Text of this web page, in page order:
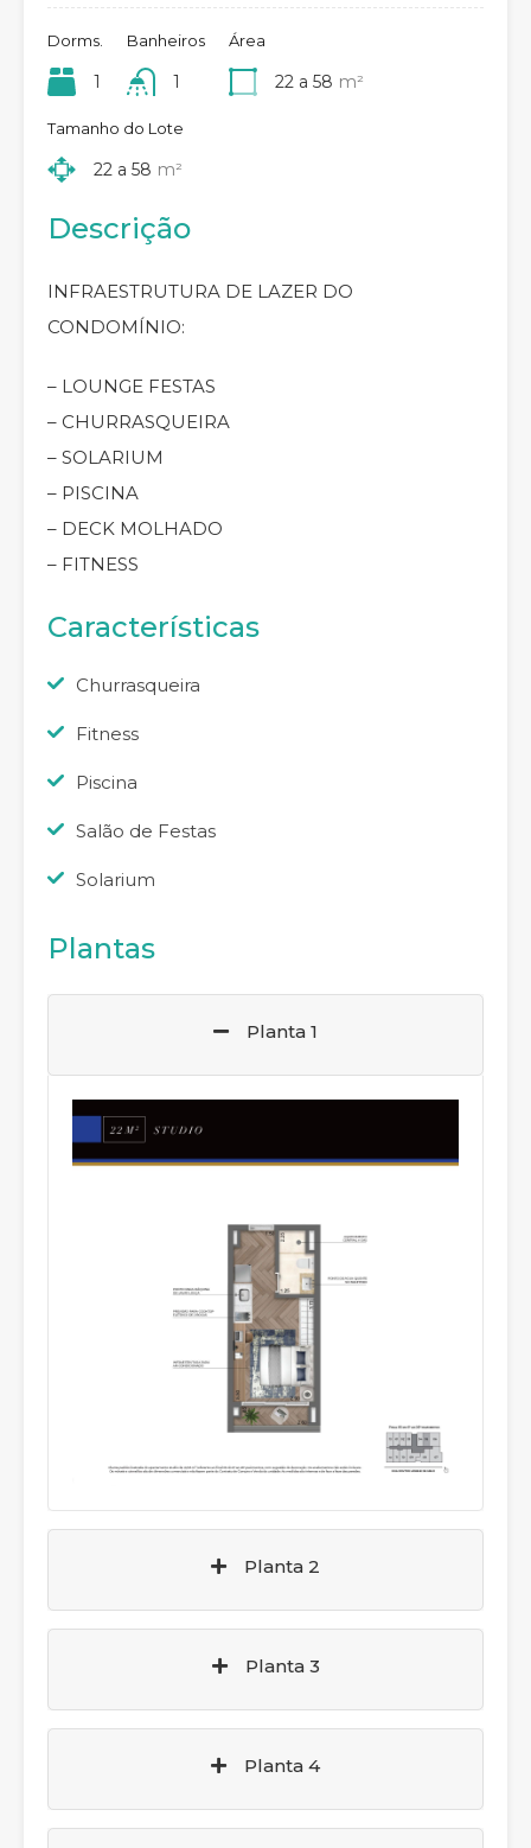
Dorms.
1
Banheiros
1
Área
22 a 58 m²
Tamanho do Lote
22 a 58 m²
Descrição
INFRAESTRUTURA DE LAZER DO
CONDOMÍNIO:
– LOUNGE FESTAS
– CHURRASQUEIRA
– SOLARIUM
– PISCINA
– DECK MOLHADO
– FITNESS
Características
Churrasqueira
Fitness
Piscina
Salão de Festas
Solarium
Plantas
Planta 1
Planta 2
Planta 3
Planta 4